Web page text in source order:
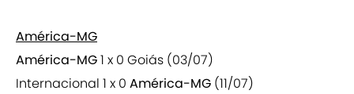
América-MG
América-MG1 x 0 Goiás (03/07)
Internacional 1 x 0 América-MG (11/07)